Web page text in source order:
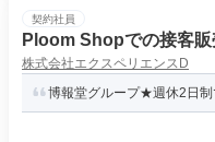
契約社員
Ploom Shopでの接客販
株式会社エクスペリエンスD
博報堂グループ★週休2日制